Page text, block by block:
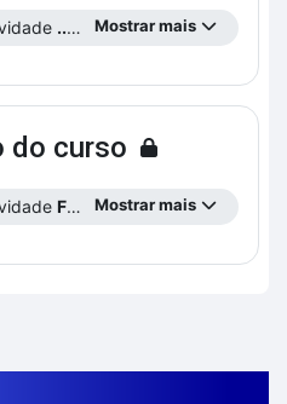
Mostrar mais
...preencha o Perfil do Estudante!
do curso
Mostrar mais
Finalizando o curso...